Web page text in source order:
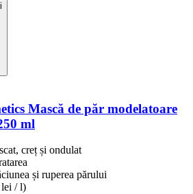
Mască de păr modelatoare
ml
creț și ondulat
și ruperea părului
/ l)